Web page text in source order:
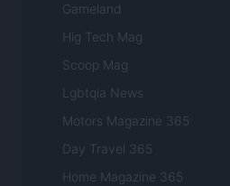
Gameland
Hig Tech Mag
Scoop Mag
Lgbtqia News
Motors Magazine 365
Day Travel 365
Home Magazine 365